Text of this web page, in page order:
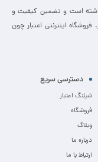
داشته است و تضمین کیفیت و
اینترنتی اعتبار چون
دسترسی سریع
شیلنگ اعتبار
فروشگاه
وبلاگ
درباره ما
ارتباط با ما